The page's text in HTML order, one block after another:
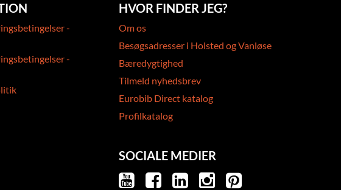
-
-
HVOR FINDER JEG?
Om os
Besøgsadresser i Holsted og Vanløse
Bæredygtighed
Tilmeld nyhedsbrev
Eurobib Direct katalog
Profilkatalog
SOCIALE MEDIER